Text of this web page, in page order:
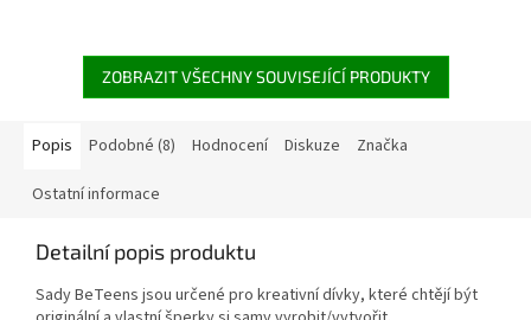
ZOBRAZIT VŠECHNY SOUVISEJÍCÍ PRODUKTY
Popis Podobné (8) Hodnocení Diskuze Značka
Ostatní informace
Detailní popis produktu
Sady BeTeens jsou určené pro kreativní dívky, které chtějí být